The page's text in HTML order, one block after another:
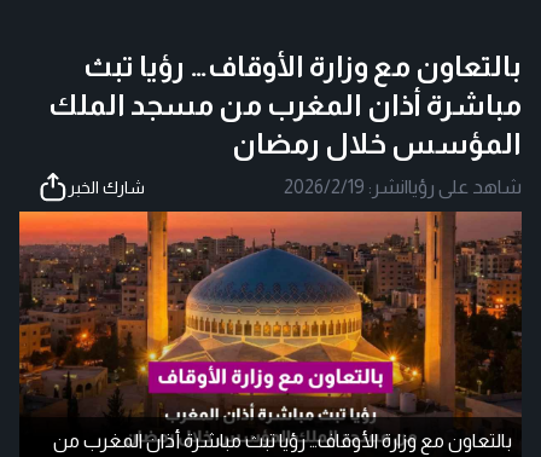
بالتعاون مع وزارة الأوقاف… رؤيا تبث
مباشرة أذان المغرب من مسجد الملك
المؤسس خلال رمضان
شاهد على رؤيا|نشر: 2026/2/19 شارك الخبر
بالتعاون مع وزارة الأوقاف… رؤيا تبث مباشرة أذان المغرب من